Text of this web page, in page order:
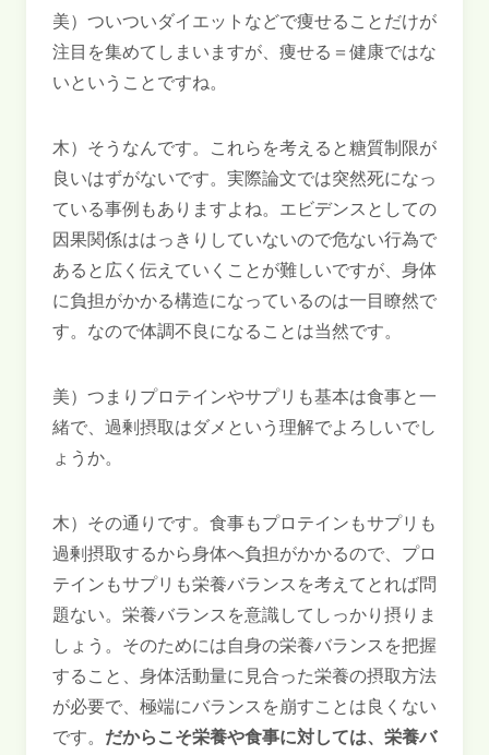
美）ついついダイエットなどで痩せることだけが
注目を集めてしまいますが、痩せる＝健康ではな
いということですね。
木）そうなんです。これらを考えると糖質制限が
良いはずがないです。実際論文では突然死になっ
ている事例もありますよね。エビデンスとしての
因果関係ははっきりしていないので危ない行為で
あると広く伝えていくことが難しいですが、身体
に負担がかかる構造になっているのは一目瞭然で
す。なので体調不良になることは当然です。
美）つまりプロテインやサプリも基本は食事と一
緒で、過剰摂取はダメという理解でよろしいでし
ょうか。
木）その通りです。食事もプロテインもサプリも
過剰摂取するから身体へ負担がかかるので、プロ
テインもサプリも栄養バランスを考えてとれば問
題ない。栄養バランスを意識してしっかり摂りま
しょう。そのためには自身の栄養バランスを把握
すること、身体活動量に見合った栄養の摂取方法
が必要で、極端にバランスを崩すことは良くない
です。 だからこそ栄養や食事に対しては、栄養バ